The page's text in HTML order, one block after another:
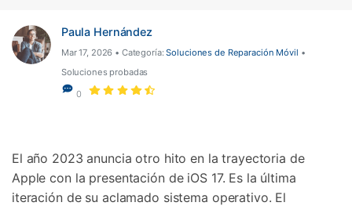
Paula Hernández
Mar 17, 2026 • Categoría:Soluciones de Reparación Móvil •
Soluciones probadas
0
El año 2023 anuncia otro hito en la trayectoria de
Apple con la presentación de iOS 17. Es la última
iteración de su aclamado sistema operativo. El